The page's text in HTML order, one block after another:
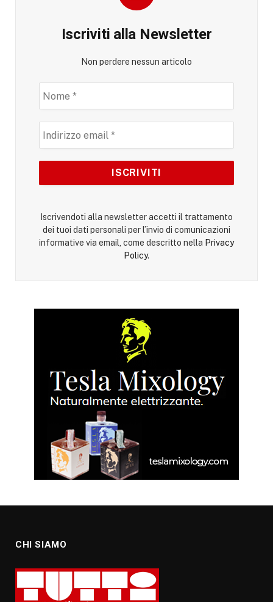
Iscriviti alla Newsletter
Non perdere nessun articolo
Iscrivendoti alla newsletter accetti il trattamento
dei tuoi dati personali per l’invio di comunicazioni
informative via email, come descritto nella Privacy
Policy.
CHI SIAMO